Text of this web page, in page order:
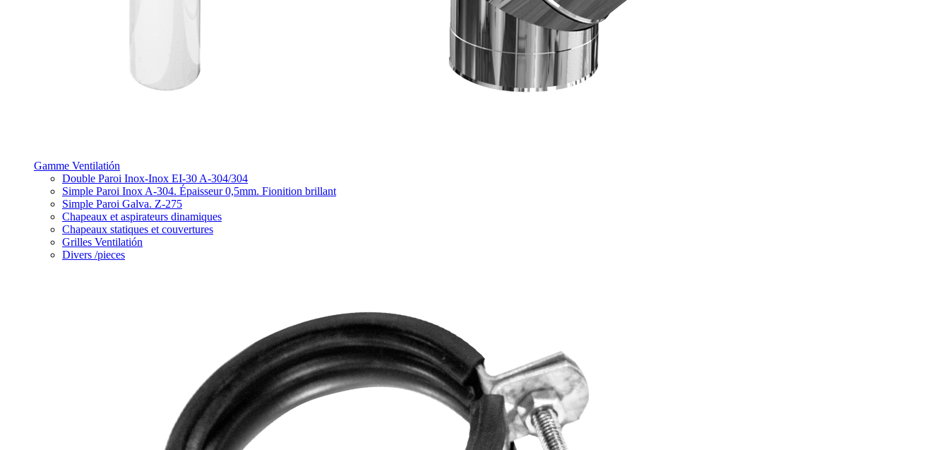
Gamme Ventilatión
Double Paroi Inox-Inox EI-30 A-304/304
Simple Paroi Inox A-304. Épaisseur 0,5mm. Fionition brillant
Simple Paroi Galva. Z-275
Chapeaux et aspirateurs dinamiques
Chapeaux statiques et couvertures
Grilles Ventilatión
Divers /pieces